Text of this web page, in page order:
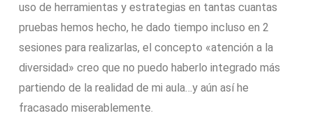
uso de herramientas y estrategias en tantas cuantas
pruebas hemos hecho, he dado tiempo incluso en 2
sesiones para realizarlas, el concepto «atención a la
diversidad» creo que no puedo haberlo integrado más
partiendo de la realidad de mi aula…y aún así he
fracasado miserablemente.